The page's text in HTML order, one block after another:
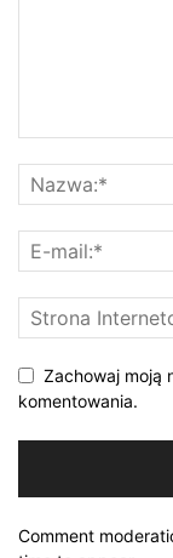
Zachowaj moją
komentowania.
Comment